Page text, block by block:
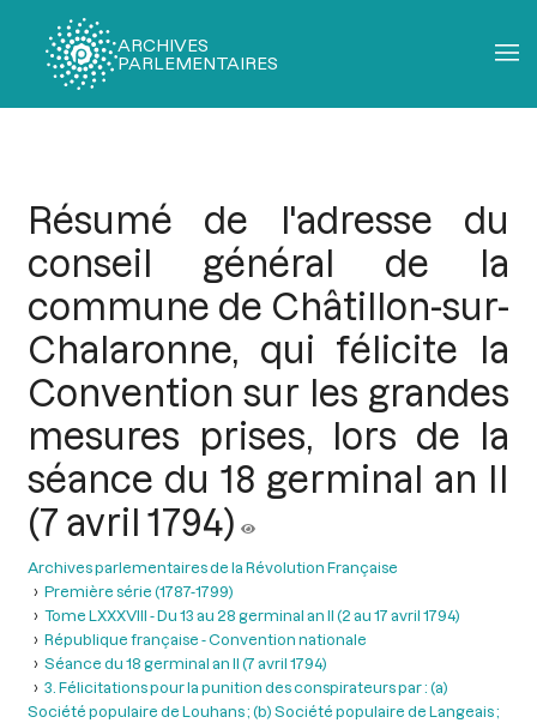
ARCHIVES
PARLEMENTAIRES
Résumé de l'adresse du
conseil général de la
commune de Châtillon-sur-
Chalaronne, qui félicite la
Convention sur les grandes
mesures prises, lors de la
séance du 18 germinal an II
(7 avril 1794)
Archives parlementaires de la Révolution Française
Première série (1787-1799)
Tome LXXXVIII - Du 13 au 28 germinal an II (2 au 17 avril 1794)
République française - Convention nationale
Séance du 18 germinal an II (7 avril 1794)
3. Félicitations pour la punition des conspirateurs par : (a)
Société populaire de Louhans ; (b) Société populaire de Langeais ;